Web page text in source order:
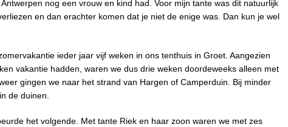
nog een vrouw en kind had. Voor mijn tante was dit natuurlijk
en dan erachter komen dat je niet de enige was. Dan kun je wel
ieder jaar vijf weken in ons tenthuis in Groet. Aangezien
vakantie hadden, waren we dus drie weken doordeweeks alleen met
gingen we naar het strand van Hargen of Camperduin. Bij minder
de duinen.
het volgende. Met tante Riek en haar zoon waren we met zes